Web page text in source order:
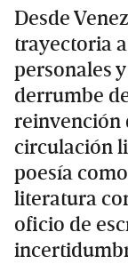
Desde
trayectoria
personales
derrumbe
reinvención
circulación
poesía
literatura
oficio de